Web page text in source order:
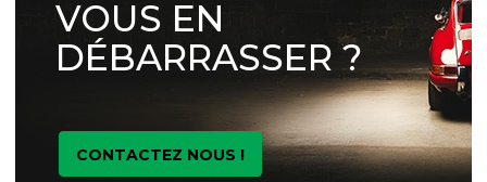
VOUS EN
DÉBARRASSER ?
CONTACTEZ NOUS !